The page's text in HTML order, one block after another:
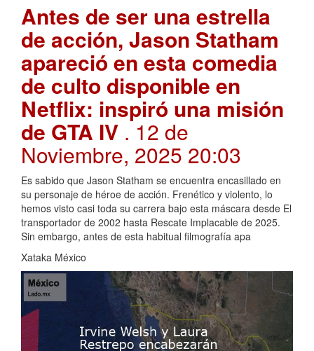
Antes de ser una estrella
de acción, Jason Statham
apareció en esta comedia
de culto disponible en
Netflix: inspiró una misión
de GTA IV . 12 de
Noviembre, 2025 20:03
Es sabido que Jason Statham se encuentra encasillado en
su personaje de héroe de acción. Frenético y violento, lo
hemos visto casi toda su carrera bajo esta máscara desde El
transportador de 2002 hasta Rescate Implacable de 2025.
Sin embargo, antes de esta habitual filmografía apa
Xataka México